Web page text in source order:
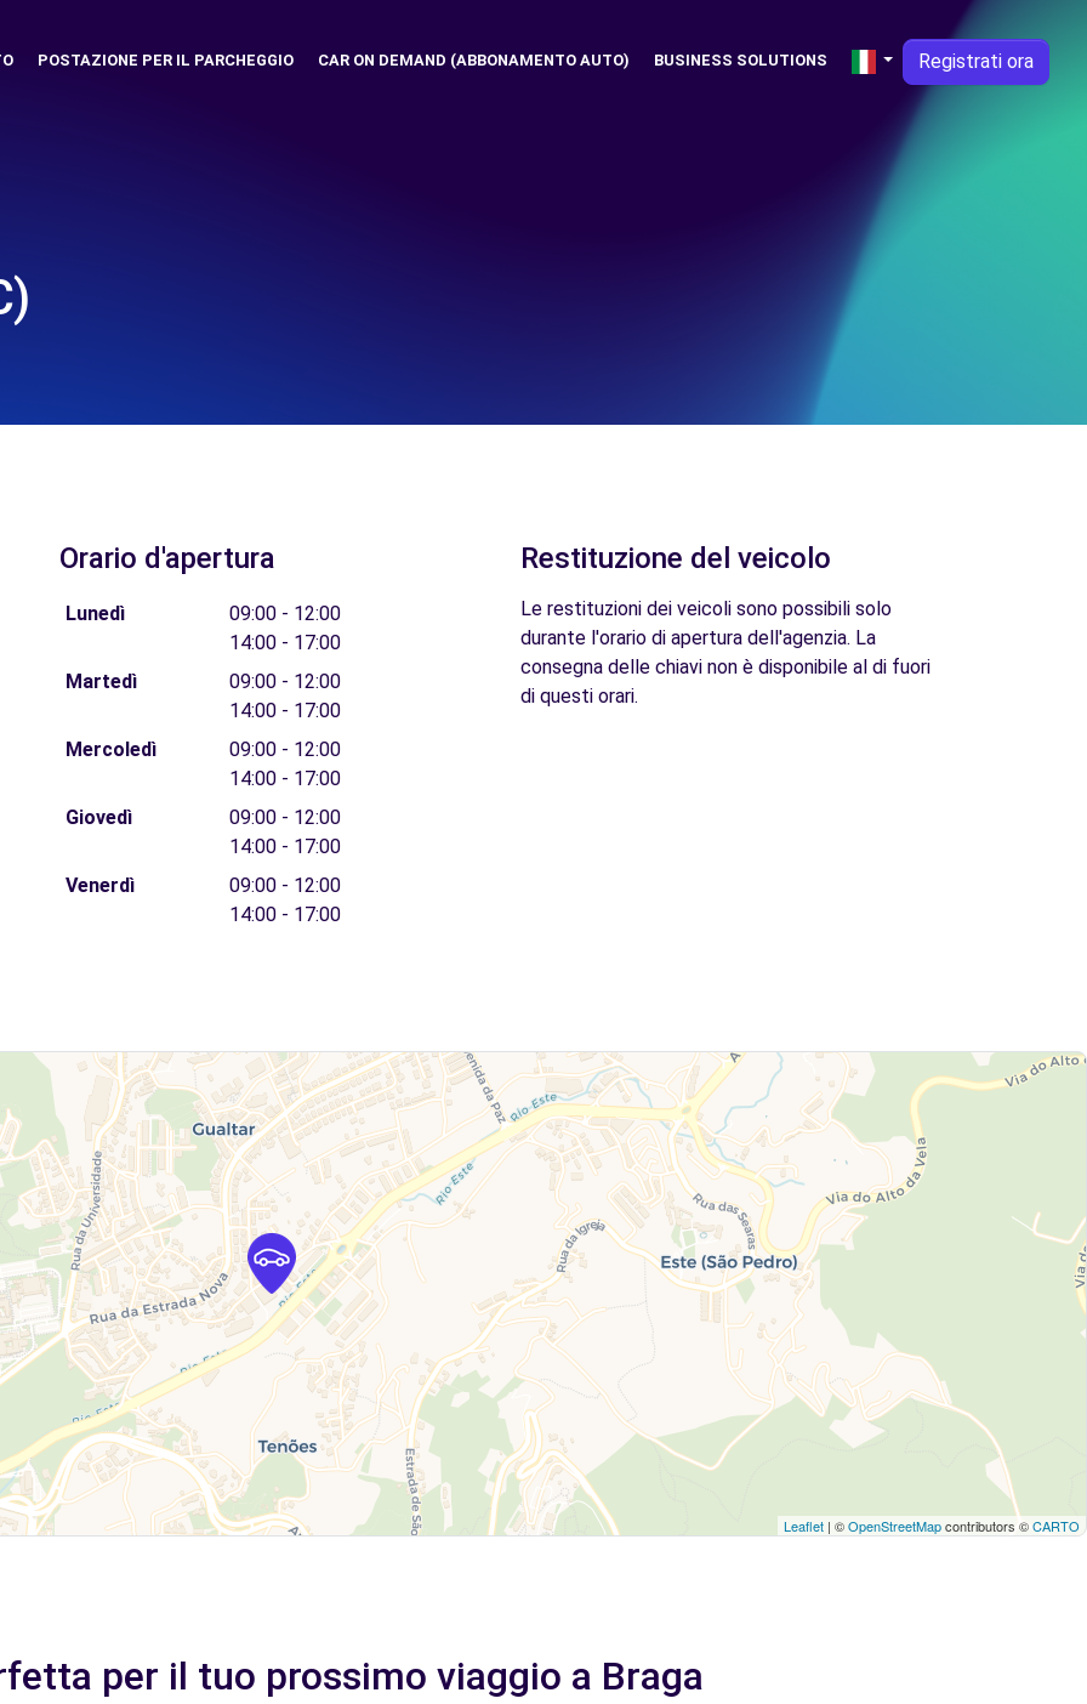
POSTAZIONE PER IL PARCHEGGIO CAR ON DEMAND (ABBONAMENTO AUTO) BUSINESS SOLUTIONS Registrati ora
Orario d'apertura
Lunedì
09:00 - 12:00
14:00 - 17:00
Martedì
09:00 - 12:00
14:00 - 17:00
Mercoledì
09:00 - 12:00
14:00 - 17:00
Giovedì
09:00 - 12:00
14:00 - 17:00
Venerdì
09:00 - 12:00
14:00 - 17:00
Restituzione del veicolo
Le restituzioni dei veicoli sono possibili solo
durante l'orario di apertura dell'agenzia. La
consegna delle chiavi non è disponibile al di fuori
di questi orari.
Leaflet | ©OpenStreetMapcontributors ©CARTO
per il tuo prossimo viaggio a Braga